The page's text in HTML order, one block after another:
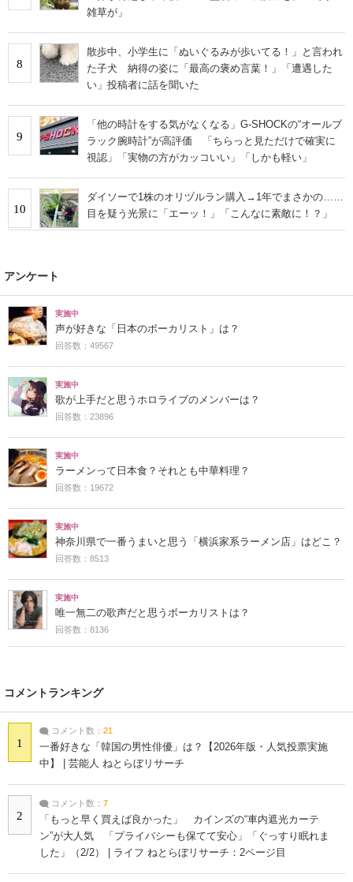
雑草が」
8
散歩中、小学生に「ぬいぐるみが歩いてる！」と言われ
た子犬 納得の姿に「最高の褒め言葉！」「遭遇した
い」投稿者に話を聞いた
9
「他の時計をする気がなくなる」G-SHOCKの“オールブ
ラック腕時計”が高評価 「ちらっと見ただけで確実に
視認」「実物の方がカッコいい」「しかも軽い」
10
ダイソーで1株のオリヅルラン購入→1年でまさかの……
目を疑う光景に「エーッ！」「こんなに素敵に！？」
アンケート
実施中
声が好きな「日本のボーカリスト」は？
回答数：49567
実施中
歌が上手だと思うホロライブのメンバーは？
回答数：23896
実施中
ラーメンって日本食？それとも中華料理？
回答数：19672
実施中
神奈川県で一番うまいと思う「横浜家系ラーメン店」はどこ？
回答数：8513
実施中
唯一無二の歌声だと思うボーカリストは？
回答数：8136
コメントランキング
1
コメント数： 21
一番好きな「韓国の男性俳優」は？【2026年版・人気投票実施
中】 | 芸能人 ねとらぼリサーチ
2
コメント数： 7
「もっと早く買えば良かった」 カインズの“車内遮光カーテ
ン”が大人気 「プライバシーも保てて安心」「ぐっすり眠れま
した」（2/2） | ライフ ねとらぼリサーチ：2ページ目